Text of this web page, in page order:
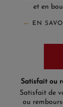
et en
EN
Satisfait ou
Satisfait de
ou